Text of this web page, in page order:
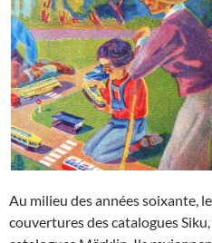
Au milieu des années soixante,
couvertures des catalogues